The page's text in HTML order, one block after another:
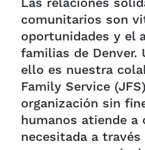
comunitarios son
oportunidades y el
familias de Denver.
ello es nuestra
Family Service
organización sin
humanos atiende a
necesitada a